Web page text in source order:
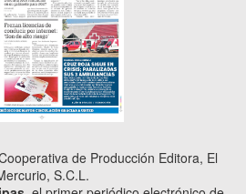
de Producción Editora, El
S.C.L.